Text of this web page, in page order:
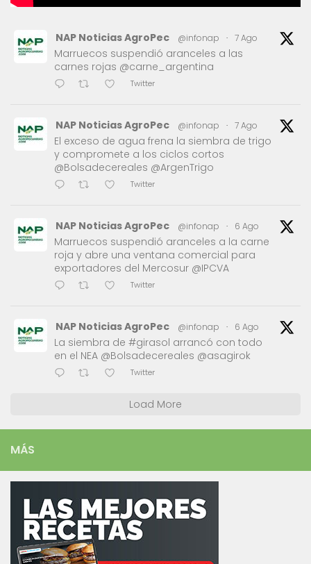
NAP Noticias AgroPec @infonap · 7 Ago
Marruecos suspendió aranceles a las
carnes rojas @carne_argentina
Twitter
NAP Noticias AgroPec @infonap · 7 Ago
El exceso de agua frena la siembra de trigo
y compromete a los ciclos cortos
@Bolsadecereales @ArgenTrigo
Twitter
NAP Noticias AgroPec @infonap · 6 Ago
Marruecos suspendió aranceles a la carne
roja y abre una ventana comercial para
exportadores del Mercosur @IPCVA
Twitter
NAP Noticias AgroPec @infonap · 6 Ago
La siembra de #girasol arrancó con todo
en el NEA @Bolsadecereales @asagirok
Twitter
Load More
MÁS